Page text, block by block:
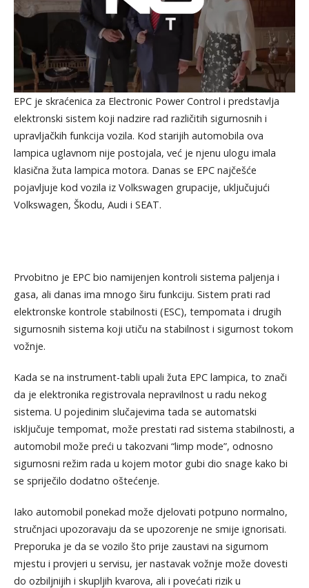
EPC je skraćenica za Electronic Power Control i predstavlja
elektronski sistem koji nadzire rad različitih sigurnosnih i
upravljačkih funkcija vozila. Kod starijih automobila ova
lampica uglavnom nije postojala, već je njenu ulogu imala
klasična žuta lampica motora. Danas se EPC najčešće
pojavljuje kod vozila iz Volkswagen grupacije, uključujući
Volkswagen, Škodu, Audi i SEAT.
Prvobitno je EPC bio namijenjen kontroli sistema paljenja i
gasa, ali danas ima mnogo širu funkciju. Sistem prati rad
elektronske kontrole stabilnosti (ESC), tempomata i drugih
sigurnosnih sistema koji utiču na stabilnost i sigurnost tokom
vožnje.
Kada se na instrument-tabli upali žuta EPC lampica, to znači
da je elektronika registrovala nepravilnost u radu nekog
sistema. U pojedinim slučajevima tada se automatski
isključuje tempomat, može prestati rad sistema stabilnosti, a
automobil može preći u takozvani “limp mode”, odnosno
sigurnosni režim rada u kojem motor gubi dio snage kako bi
se spriječilo dodatno oštećenje.
Iako automobil ponekad može djelovati potpuno normalno,
stručnjaci upozoravaju da se upozorenje ne smije ignorisati.
Preporuka je da se vozilo što prije zaustavi na sigurnom
mjestu i provjeri u servisu, jer nastavak vožnje može dovesti
do ozbiljnijih i skupljih kvarova, ali i povećati rizik u